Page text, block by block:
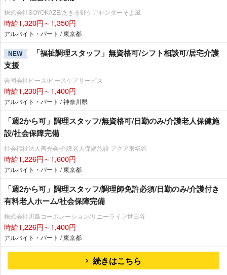
株式会社SOYOKAZE/あきる野ケアセンターそよ風
時給1,320円～1,350円
アルバイト・パート / 東京都
NEW
「福祉調理スタッフ」無資格可/シフト相談可/居宅介護
支援
合同会社ピース/ピースケアサービス
時給1,230円～1,400円
アルバイト・パート / 神奈川県
「週2から可」調理スタッフ/無資格可/日勤のみ/介護老人保健施
設/社会保障完備
社会福祉法人善光会/介護老人保健施設 アクア東糀谷
時給1,226円～1,600円
アルバイト・パート / 東京都
「週2から可」調理スタッフ/調理師免許必須/日勤のみ/介護付き
有料老人ホーム/社会保障完備
株式会社川島コーポレーション/サニーライフ世田谷
時給1,226円～1,400円
アルバイト・パート / 東京都
続きはこちら